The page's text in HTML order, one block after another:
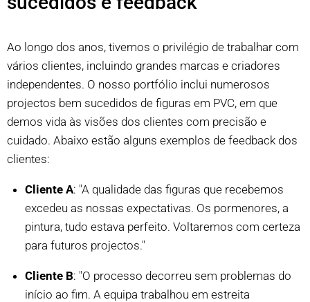
Ao longo dos anos, tivemos o privilégio de trabalhar com
vários clientes, incluindo grandes marcas e criadores
independentes. O nosso portfólio inclui numerosos
projectos bem sucedidos de figuras em PVC, em que
demos vida às visões dos clientes com precisão e
cuidado. Abaixo estão alguns exemplos de feedback dos
clientes:
Cliente A: "A qualidade das figuras que recebemos
excedeu as nossas expectativas. Os pormenores, a
pintura, tudo estava perfeito. Voltaremos com certeza
para futuros projectos."
Cliente B: "O processo decorreu sem problemas do
início ao fim. A equipa trabalhou em estreita